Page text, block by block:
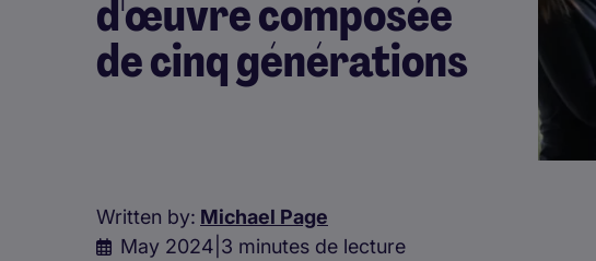
d'œuvre composée
de cinq générations
Written by: Michael Page
May 2024 3 minutes de lecture